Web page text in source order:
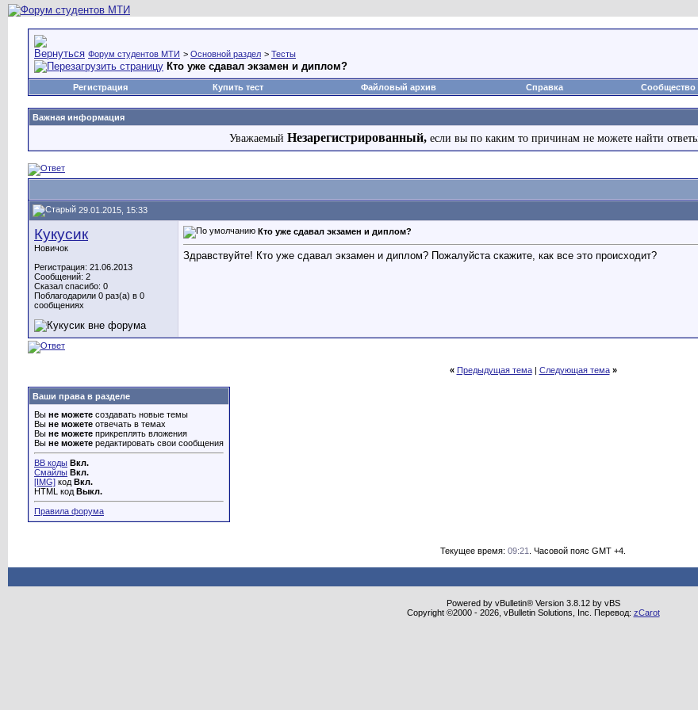
Форум студентов МТИ > Основной раздел > Тесты
Кто уже сдавал экзамен и диплом?
Регистрация Купить тест Файловый архив Справка Сообщество
Важная информация
Уважаемый Незарегистрированный, если вы по каким то причинам не можете найти
29.01.2015, 15:33
Кукусик
Новичок
Регистрация: 21.06.2013
Сообщений: 2
Сказал спасибо: 0
Поблагодарили 0 раз(а) в 0
сообщениях
Кто уже сдавал экзамен и диплом?
Здравствуйте! Кто уже сдавал экзамен и диплом? Пожалуйста скажите, как все это происходит?
« Предыдущая тема| Следующая тема »
Ваши права в разделе
Вы не можете создавать новые темы
Вы не можете отвечать в темах
Вы не можете прикреплять вложения
Вы не можете редактировать свои сообщения
BB коды Вкл.
Смайлы Вкл.
[IMG] код Вкл.
HTML код Выкл.
Правила форума
Текущее время: 09:21 . Часовой пояс GMT +4.
Powered by vBulletin® Version 3.8.12 by vBS
Copyright ©2000 - 2026, vBulletin Solutions, Inc. Перевод: zCarot